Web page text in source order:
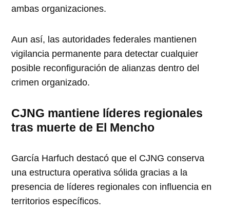
ambas organizaciones.
Aun así, las autoridades federales mantienen
vigilancia permanente para detectar cualquier
posible reconfiguración de alianzas dentro del
crimen organizado.
CJNG mantiene líderes regionales
tras muerte de El Mencho
García Harfuch destacó que el CJNG conserva
una estructura operativa sólida gracias a la
presencia de líderes regionales con influencia en
territorios específicos.